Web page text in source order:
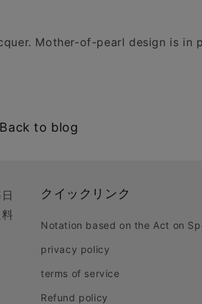
Mother-of-pearl design is in
Back to blog
クイックリンク
Notation based on the Act on
privacy policy
terms of service
Refund policy